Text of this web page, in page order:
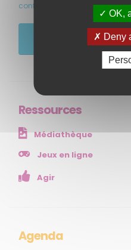
confidentialité de ce site
JE M'ABONNE
Ressources
Médiathèque
Jeux en ligne
Agir
Agenda
Accueil
Comprendre
Agir
NOS SERVICES
Presse
Mesures du réseau Sargasses
OK,
Deny